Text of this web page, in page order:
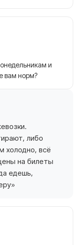
и
вам норм?
либо
холодно, всё
на билеты
едешь,